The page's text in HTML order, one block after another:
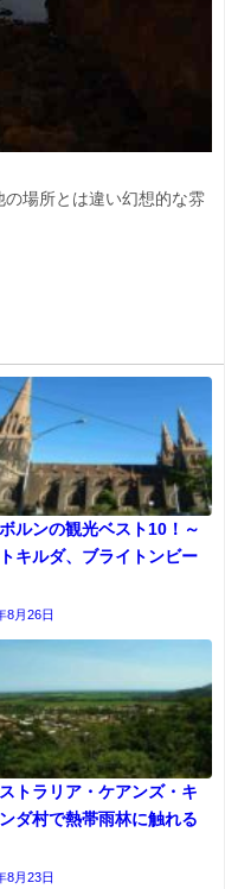
場所とは違い幻想的な雰
ルンの観光ベスト10！～
キルダ、ブライトンビー
8月26日
トラリア・ケアンズ・キ
ダ村で熱帯雨林に触れる
8月23日